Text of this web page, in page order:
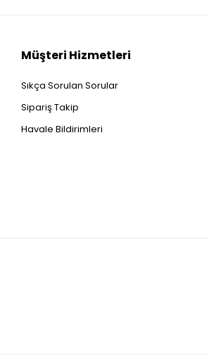
Müşteri Hizmetleri
Sıkça Sorulan Sorular
Sipariş Takip
Havale Bildirimleri